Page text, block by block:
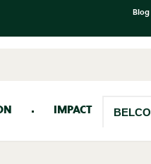
Blog
IMPACT BELCO